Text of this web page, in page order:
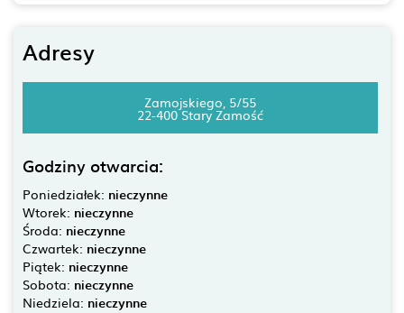
Adresy
Zamojskiego, 5/55
22-400 Stary Zamość
Godziny otwarcia:
Poniedziałek: nieczynne
Wtorek: nieczynne
Środa: nieczynne
Czwartek: nieczynne
Piątek: nieczynne
Sobota: nieczynne
Niedziela: nieczynne